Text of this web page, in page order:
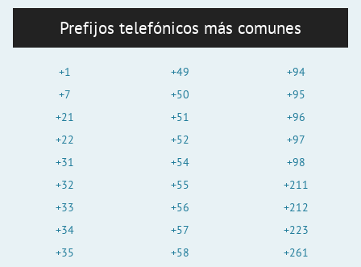
Prefijos telefónicos más comunes
+1
+7
+21
+22
+31
+32
+33
+34
+35
+49
+50
+51
+52
+54
+55
+56
+57
+58
+94
+95
+96
+97
+98
+211
+212
+223
+261